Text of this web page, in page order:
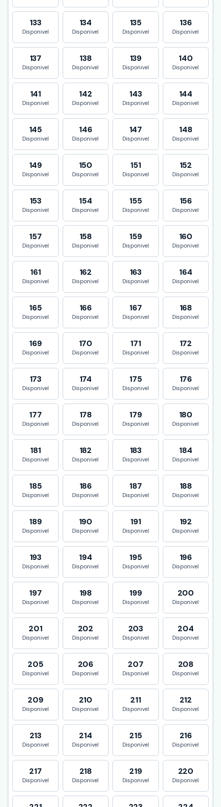
133
Disponivel
134
Disponivel
135
Disponivel
136
Disponivel
137
Disponivel
138
Disponivel
139
Disponivel
140
Disponivel
141
Disponivel
142
Disponivel
143
Disponivel
144
Disponivel
145
Disponivel
146
Disponivel
147
Disponivel
148
Disponivel
149
Disponivel
150
Disponivel
151
Disponivel
152
Disponivel
153
Disponivel
154
Disponivel
155
Disponivel
156
Disponivel
157
Disponivel
158
Disponivel
159
Disponivel
160
Disponivel
161
Disponivel
162
Disponivel
163
Disponivel
164
Disponivel
165
Disponivel
166
Disponivel
167
Disponivel
168
Disponivel
169
Disponivel
170
Disponivel
171
Disponivel
172
Disponivel
173
Disponivel
174
Disponivel
175
Disponivel
176
Disponivel
177
Disponivel
178
Disponivel
179
Disponivel
180
Disponivel
181
Disponivel
182
Disponivel
183
Disponivel
184
Disponivel
185
Disponivel
186
Disponivel
187
Disponivel
188
Disponivel
189
Disponivel
190
Disponivel
191
Disponivel
192
Disponivel
193
Disponivel
194
Disponivel
195
Disponivel
196
Disponivel
197
Disponivel
198
Disponivel
199
Disponivel
200
Disponivel
201
Disponivel
202
Disponivel
203
Disponivel
204
Disponivel
205
Disponivel
206
Disponivel
207
Disponivel
208
Disponivel
209
Disponivel
210
Disponivel
211
Disponivel
212
Disponivel
213
Disponivel
214
Disponivel
215
Disponivel
216
Disponivel
217
Disponivel
218
Disponivel
219
Disponivel
220
Disponivel